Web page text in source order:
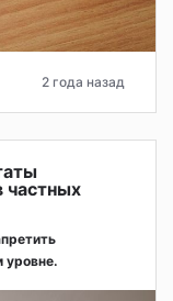
2 года назад
частных
уровне.